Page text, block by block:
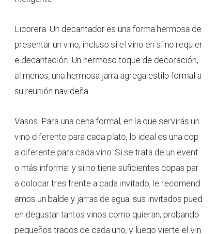
Licorera. Un decantador es una forma hermosa de
presentar un vino, incluso si el vino en sí no requier
e decantación. Un hermoso toque de decoración,
al menos, una hermosa jarra agrega estilo formal a
su reunión navideña.
Vasos. Para una cena formal, en la que servirás un
vino diferente para cada plato, lo ideal es una cop
a diferente para cada vino. Si se trata de un event
o más informal y si no tiene suficientes copas par
a colocar tres frente a cada invitado, le recomend
amos un balde y jarras de agua: sus invitados pued
en degustar tantos vinos como quieran, probando
pequeños tragos de cada uno, y luego vierte el vin